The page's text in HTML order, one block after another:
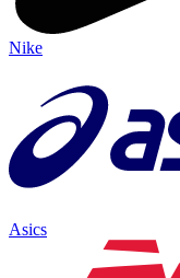
Nike
Asics